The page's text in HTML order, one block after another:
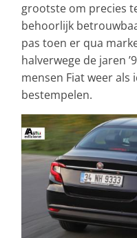
grootste om precies
behoorlijk
pas toen er qua
halverwege de jaren
mensen Fiat weer als
bestempelen.